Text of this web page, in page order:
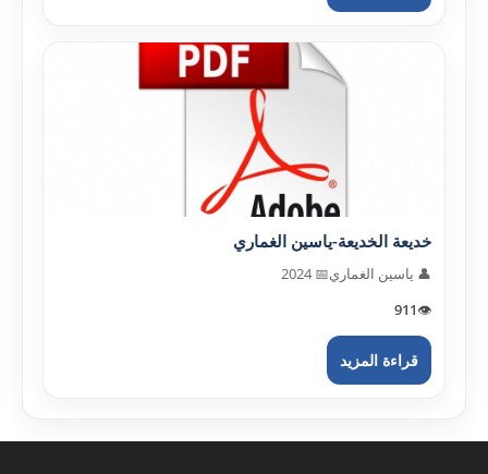
خديعة الخديعة-ياسين الغماري
👤 ياسين الغماري📅 2024
👁️
911
قراءة المزيد